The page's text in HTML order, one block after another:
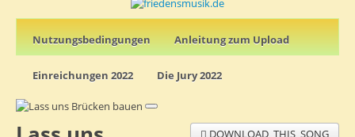
Nutz­ungs­­­bedin­g­­ungen Anleitung zum Upload
Einreichungen 2022 Die Jury 2022
DOWNLOAD_THIS_SONG